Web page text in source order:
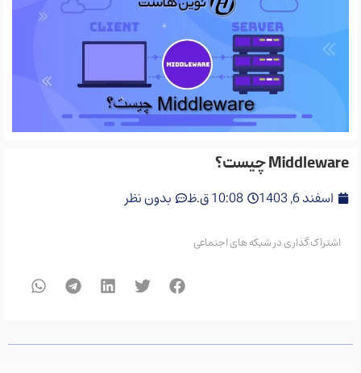
Middleware چیست؟
اسفند 6, 1403 10:08 ق.ظ بدون نظر
اشتراک گذاری در شبکه های اجتماعی